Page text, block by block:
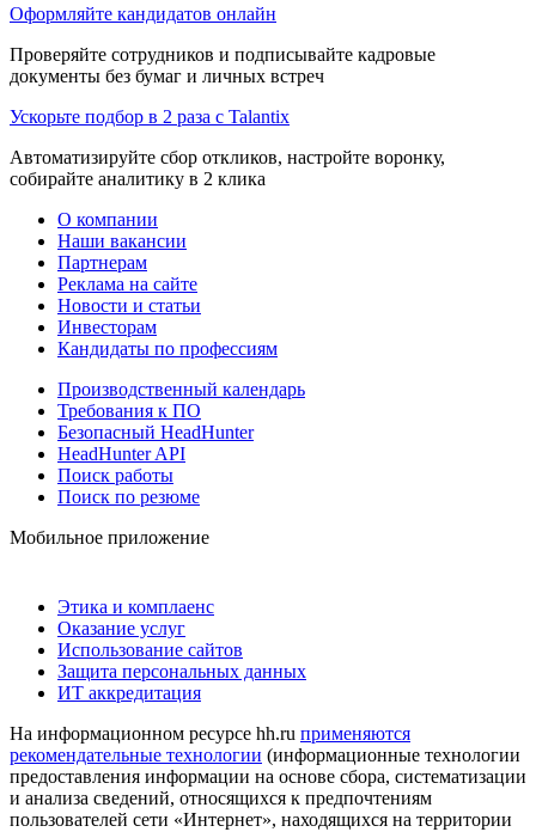
Оформляйте кандидатов онлайн
Проверяйте сотрудников и подписывайте кадровые
документы без бумаг и личных встреч
Ускорьте подбор в 2 раза с Talantix
Автоматизируйте сбор откликов, настройте воронку,
собирайте аналитику в 2 клика
О компании
Наши вакансии
Партнерам
Реклама на сайте
Новости и статьи
Инвесторам
Кандидаты по профессиям
Производственный календарь
Требования к ПО
Безопасный HeadHunter
HeadHunter API
Поиск работы
Поиск по резюме
Мобильное приложение
Этика и комплаенс
Оказание услуг
Использование сайтов
Защита персональных данных
ИТ аккредитация
На информационном ресурсе hh.ru применяются
рекомендательные технологии (информационные технологии
предоставления информации на основе сбора, систематизации
и анализа сведений, относящихся к предпочтениям
пользователей сети «Интернет», находящихся на территории